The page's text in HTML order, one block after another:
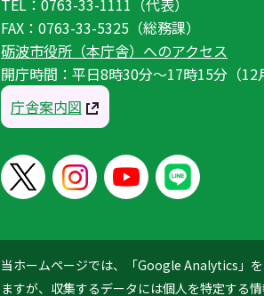
当ホームページでは、「Google Analytics」
ますが、収集するデータには個人を特定する
FAX：0763-33-5325（総務課）
砺波市役所（本庁舎）へのアクセス
開庁時間：平日8時30分〜17時15分（
庁舎案内図